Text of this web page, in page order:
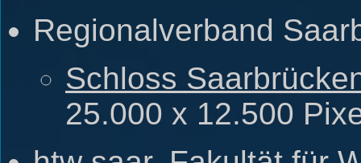
Regionalverband
Schloss
25.000 x 12.500